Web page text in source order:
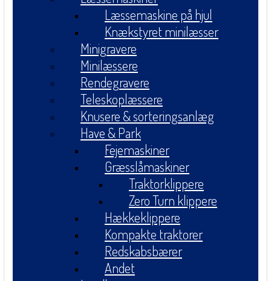
Læssemaskine på hjul
Knækstyret minilæsser
Minigravere
Minilæssere
Rendegravere
Teleskoplæssere
Knusere & sorteringsanlæg
Have & Park
Fejemaskiner
Græsslåmaskiner
Traktorklippere
Zero Turn klippere
Hækkeklippere
Kompakte traktorer
Redskabsbærer
Andet